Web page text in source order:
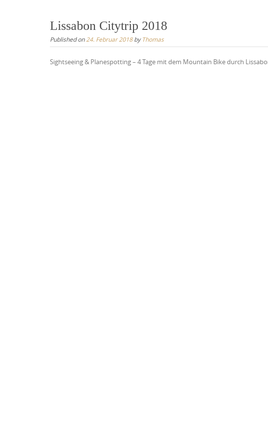
Lissabon Citytrip 2018
Published on24. Februar 2018byThomas
Sightseeing & Planespotting – 4 Tage mit dem Mountain Bike durch